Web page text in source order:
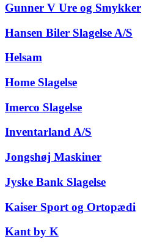
Gunner V Ure og Smykker
Hansen Biler Slagelse A/S
Helsam
Home Slagelse
Imerco Slagelse
Inventarland A/S
Jongshøj Maskiner
Jyske Bank Slagelse
Kaiser Sport og Ortopædi
Kant by K